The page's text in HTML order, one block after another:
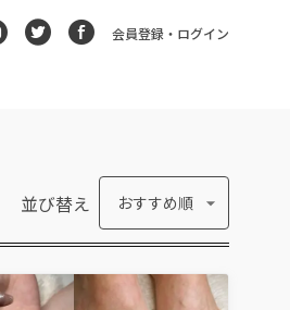
会員登録・ログイン
並び替え おすすめ順